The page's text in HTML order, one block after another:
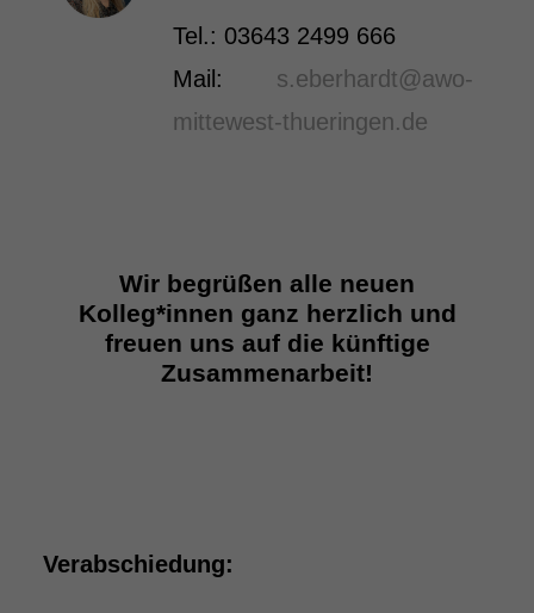
Tel.: 03643 2499 666
Mail: s.eberhardt@awo-
mittewest-thueringen.de
Wir begrüßen alle neuen
Kolleg*innen ganz herzlich und
freuen uns auf die künftige
Zusammenarbeit!
Verabschiedung: